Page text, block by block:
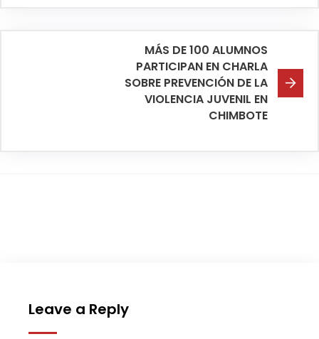
MÁS DE 100 ALUMNOS
PARTICIPAN EN CHARLA
SOBRE PREVENCIÓN DE LA
VIOLENCIA JUVENIL EN
CHIMBOTE
Leave a Reply